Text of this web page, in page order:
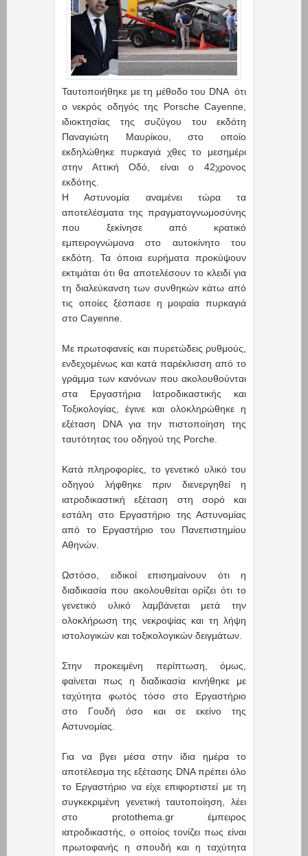
Ταυτοποιήθηκε με τη μέθοδο του DNA ότι
ο νεκρός οδηγός της Porsche Cayenne,
ιδιοκτησίας της συζύγου του εκδότη
Παναγιώτη Μαυρίκου, στο οποίο
εκδηλώθηκε πυρκαγιά χθες το μεσημέρι
στην Αττική Οδό, είναι ο 42χρονος
εκδότης.
Η Αστυνομία αναμένει τώρα τα
αποτελέσματα της πραγματογνωμοσύνης
που ξεκίνησε από κρατικό
εμπειρογνώμονα στο αυτοκίνητο του
εκδότη. Τα όποια ευρήματα προκύψουν
εκτιμάται ότι θα αποτελέσουν το κλειδί για
τη διαλεύκανση των συνθηκών κάτω από
τις οποίες ξέσπασε η μοιραία πυρκαγιά
στο Cayenne.
Με πρωτοφανείς και πυρετώδεις ρυθμούς,
ενδεχομένως και κατά παρέκλισση από το
γράμμα των κανόνων που ακολουθούνται
στα Εργαστήρια Ιατροδικαστικής και
Τοξικολογίας, έγινε και ολοκληρώθηκε η
εξέταση DNA για την πιστοποίηση της
ταυτότητας του οδηγού της Porche.
Κατά πληροφορίες, το γενετικό υλικό του
οδηγού λήφθηκε πριν διενεργηθεί η
ιατροδικαστική εξέταση στη σορό και
εστάλη στο Εργαστήριο της Αστυνομίας
από το Εργαστήριο του Πανεπιστημίου
Αθηνών.
Ωστόσο, ειδικοί επισημαίνουν ότι η
διαδικασία που ακολουθείται ορίζει ότι το
γενετικό υλικό λαμβάνεται μετά την
ολοκλήρωση της νεκροψίας και τη λήψη
ιστολογικών και τοξικολογικών δειγμάτων.
Στην προκειμένη περίπτωση, όμως,
φαίνεται πως η διαδικασία κινήθηκε με
ταχύτητα φωτός τόσο στο Εργαστήριο
στο Γουδή όσο και σε εκείνο της
Αστυνομίας.
Για να βγει μέσα στην ίδια ημέρα το
αποτέλεσμα της εξέτασης DNA πρέπει όλο
το Εργαστήριο να είχε επιφορτιστεί με τη
συγκεκριμένη γενετική ταυτοποίηση, λέει
στο protothema.gr έμπειρος
ιατροδικαστής, ο οποίος τονίζει πως είναι
πρωτοφανής η σπουδή και η ταχύτητα